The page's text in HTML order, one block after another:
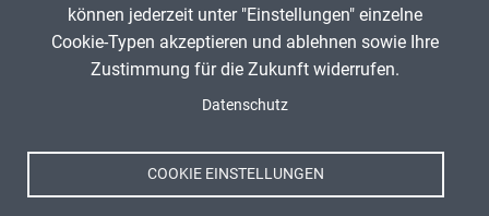
Spenden
Impressum
können jederzeit unter "Einstellungen" einzelne
Cookie-Typen akzeptieren und ablehnen sowie Ihre
Zustimmung für die Zukunft widerrufen.
Datenschutz
COOKIE EINSTELLUNGEN